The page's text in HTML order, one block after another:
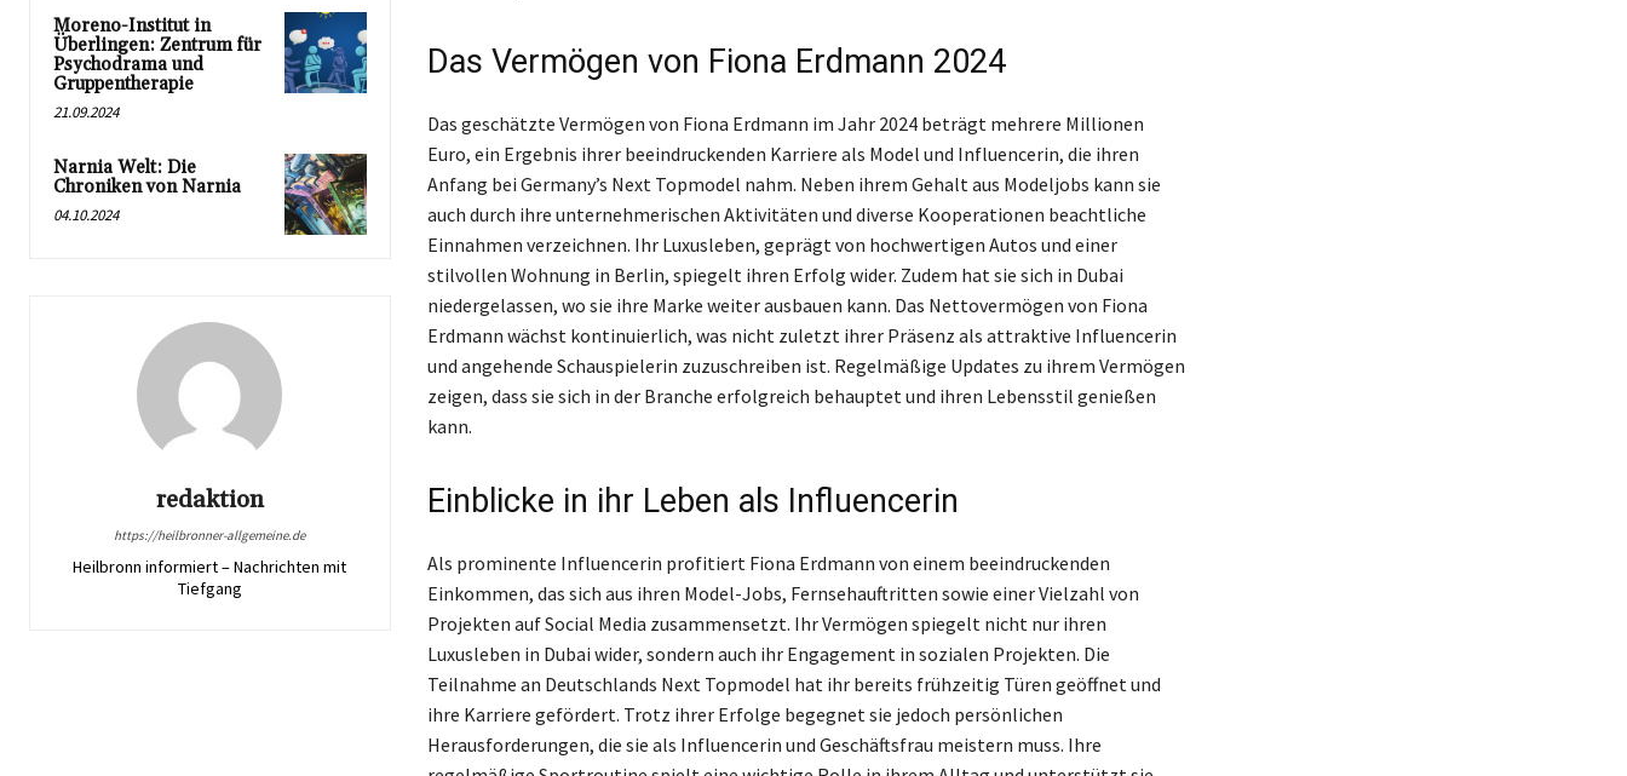
Moreno-Institut in
Überlingen: Zentrum für
Psychodrama und
Gruppentherapie
21.09.2024
Narnia Welt: Die
Chroniken von Narnia
04.10.2024
redaktion
https://heilbronner-allgemeine.de
Heilbronn informiert – Nachrichten mit
Tiefgang
Das Vermögen von Fiona Erdmann 2024
Das geschätzte Vermögen von Fiona Erdmann im Jahr 2024 beträgt mehrere Millionen
Euro, ein Ergebnis ihrer beeindruckenden Karriere als Model und Influencerin, die ihren
Anfang bei Germany’s Next Topmodel nahm. Neben ihrem Gehalt aus Modeljobs kann sie
auch durch ihre unternehmerischen Aktivitäten und diverse Kooperationen beachtliche
Einnahmen verzeichnen. Ihr Luxusleben, geprägt von hochwertigen Autos und einer
stilvollen Wohnung in Berlin, spiegelt ihren Erfolg wider. Zudem hat sie sich in Dubai
niedergelassen, wo sie ihre Marke weiter ausbauen kann. Das Nettovermögen von Fiona
Erdmann wächst kontinuierlich, was nicht zuletzt ihrer Präsenz als attraktive Influencerin
und angehende Schauspielerin zuzuschreiben ist. Regelmäßige Updates zu ihrem Vermögen
zeigen, dass sie sich in der Branche erfolgreich behauptet und ihren Lebensstil genießen
kann.
Einblicke in ihr Leben als Influencerin
Als prominente Influencerin profitiert Fiona Erdmann von einem beeindruckenden
Einkommen, das sich aus ihren Model-Jobs, Fernsehauftritten sowie einer Vielzahl von
Projekten auf Social Media zusammensetzt. Ihr Vermögen spiegelt nicht nur ihren
Luxusleben in Dubai wider, sondern auch ihr Engagement in sozialen Projekten. Die
Teilnahme an Deutschlands Next Topmodel hat ihr bereits frühzeitig Türen geöffnet und
ihre Karriere gefördert. Trotz ihrer Erfolge begegnet sie jedoch persönlichen
Herausforderungen, die sie als Influencerin und Geschäftsfrau meistern muss. Ihre